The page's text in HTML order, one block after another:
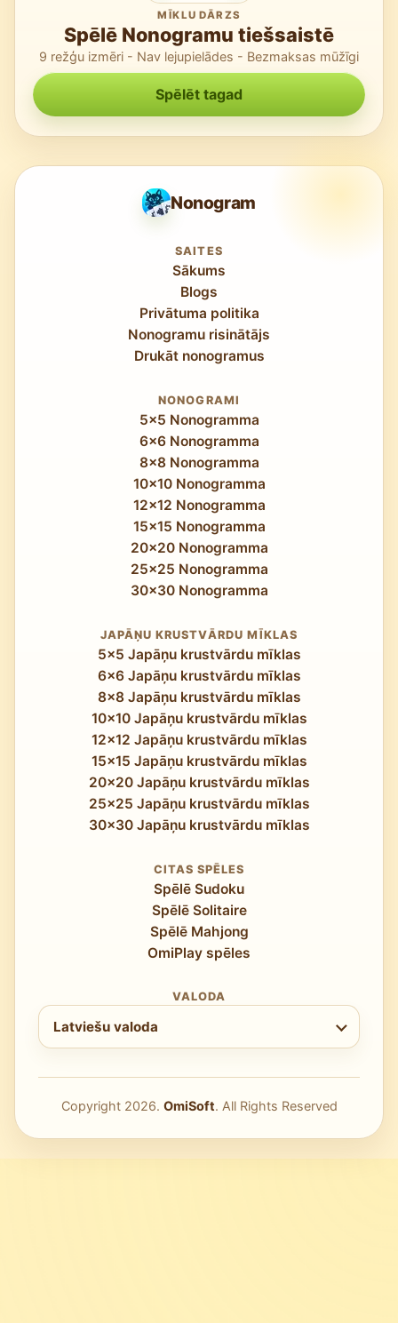
MĪKLU DĀRZS
Spēlē Nonogramu tiešsaistē
9 režģu izmēri - Nav lejupielādes - Bezmaksas mūžīgi
Spēlēt tagad
Nonogram
SAITES
Sākums
Blogs
Privātuma politika
Nonogramu risinātājs
Drukāt nonogramus
NONOGRAMI
5x5 Nonogramma
6x6 Nonogramma
8x8 Nonogramma
10x10 Nonogramma
12x12 Nonogramma
15x15 Nonogramma
20x20 Nonogramma
25x25 Nonogramma
30x30 Nonogramma
JAPĀŅU KRUSTVĀRDU MĪKLAS
5x5 Japāņu krustvārdu mīklas
6x6 Japāņu krustvārdu mīklas
8x8 Japāņu krustvārdu mīklas
10x10 Japāņu krustvārdu mīklas
12x12 Japāņu krustvārdu mīklas
15x15 Japāņu krustvārdu mīklas
20x20 Japāņu krustvārdu mīklas
25x25 Japāņu krustvārdu mīklas
30x30 Japāņu krustvārdu mīklas
CITAS SPĒLES
Spēlē Sudoku
Spēlē Solitaire
Spēlē Mahjong
OmiPlay spēles
VALODA
Izvēlieties valodu
Latviešu valoda
Copyright 2026. OmiSoft. All Rights Reserved